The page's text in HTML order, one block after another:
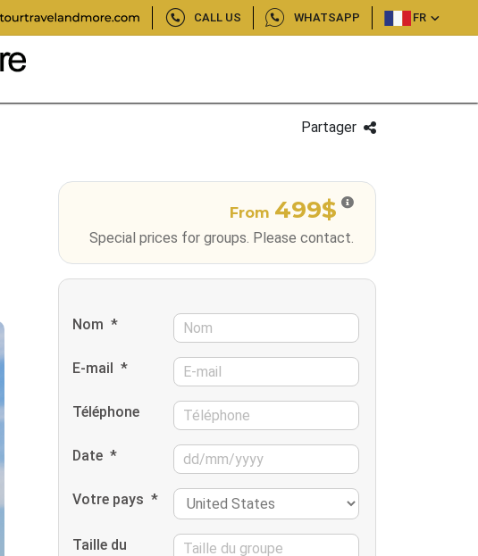
CALL US WHATSAPP FR
Partager
From 499$
Special prices for groups. Please contact.
Nom *
E-mail *
Téléphone
Date *
Votre pays *
Taille du